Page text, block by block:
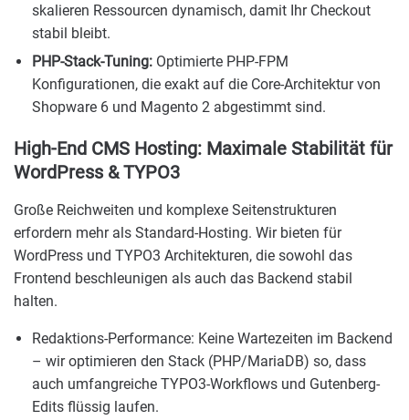
skalieren Ressourcen dynamisch, damit Ihr Checkout
stabil bleibt.
PHP-Stack-Tuning: Optimierte PHP-FPM
Konfigurationen, die exakt auf die Core-Architektur von
Shopware 6 und Magento 2 abgestimmt sind.
High-End CMS Hosting: Maximale Stabilität für
WordPress & TYPO3
Große Reichweiten und komplexe Seitenstrukturen
erfordern mehr als Standard-Hosting. Wir bieten für
WordPress und TYPO3 Architekturen, die sowohl das
Frontend beschleunigen als auch das Backend stabil
halten.
Redaktions-Performance: Keine Wartezeiten im Backend
– wir optimieren den Stack (PHP/MariaDB) so, dass
auch umfangreiche TYPO3-Workflows und Gutenberg-
Edits flüssig laufen.